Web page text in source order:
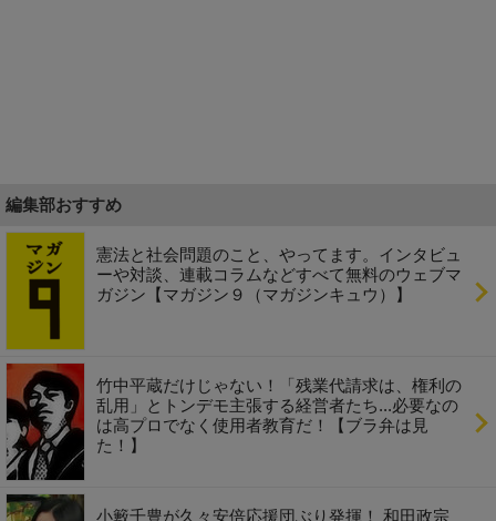
編集部おすすめ
憲法と社会問題のこと、やってます。インタビュ
ーや対談、連載コラムなどすべて無料のウェブマ
ガジン【マガジン９（マガジンキュウ）】
竹中平蔵だけじゃない！「残業代請求は、権利の
乱用」とトンデモ主張する経営者たち...必要なの
は高プロでなく使用者教育だ！【ブラ弁は見
た！】
小籔千豊が久々安倍応援団ぶり発揮！ 和田政宗